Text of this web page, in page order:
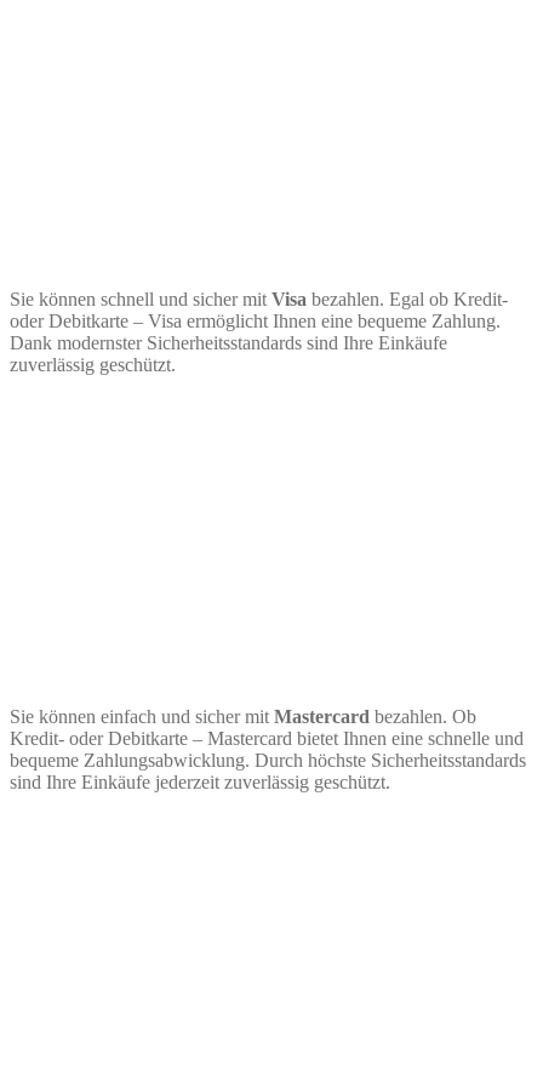
Sie können schnell und sicher mit Visa bezahlen. Egal ob Kredit-
oder Debitkarte – Visa ermöglicht Ihnen eine bequeme Zahlung.
Dank modernster Sicherheitsstandards sind Ihre Einkäufe
zuverlässig geschützt.
Sie können einfach und sicher mit Mastercard bezahlen. Ob
Kredit- oder Debitkarte – Mastercard bietet Ihnen eine schnelle und
bequeme Zahlungsabwicklung. Durch höchste Sicherheitsstandards
sind Ihre Einkäufe jederzeit zuverlässig geschützt.